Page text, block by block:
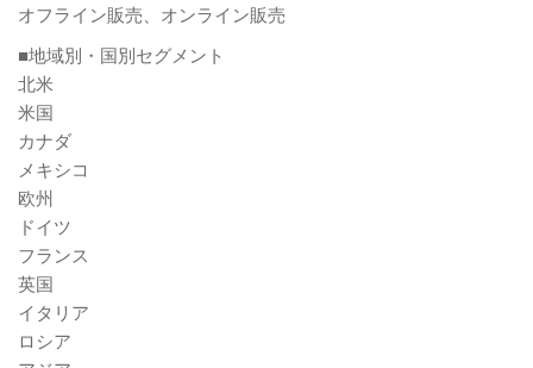
オフライン販売、オンライン販売
■地域別・国別セグメント
北米
米国
カナダ
メキシコ
欧州
ドイツ
フランス
英国
イタリア
ロシア